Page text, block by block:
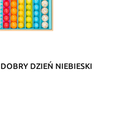
DZIEŃ NIEBIESKI